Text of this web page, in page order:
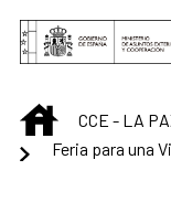
Saltar al
INICIOCCE - LA
Feria para una